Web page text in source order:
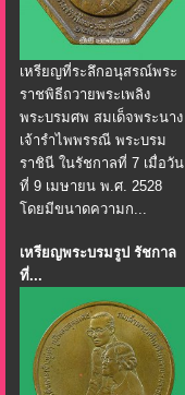
เหรียญที่ระลึกอนุสรณ์พระ
ราชพิธีถวายพระเพลิง
พระบรมศพ สมเด็จพระนาง
เจ้ารำไพพรรณี พระบรม
ราชินี ในรัชกาลที่ 7 เมื่อวัน
ที่ 9 เมษายน พ.ศ. 2528
โดยมีขนาดความก...
เหรียญพระบรมรูป รัชกาล
ที่...